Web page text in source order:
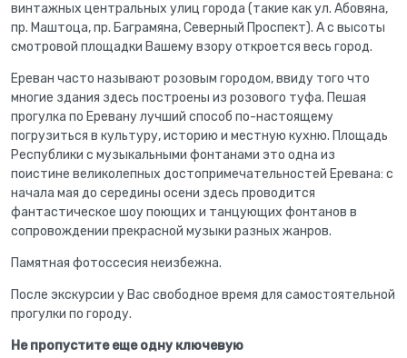
винтажных центральных улиц города (такие как ул. Абовяна,
пр. Маштоца, пр. Баграмяна, Северный Проспект). А с высоты
смотровой площадки Вашему взору откроется весь город.
Ереван часто называют розовым городом, ввиду того что
многие здания здесь построены из розового туфа. Пешая
прогулка по Еревану лучший способ по-настоящему
погрузиться в культуру, историю и местную кухню. Площадь
Республики с музыкальными фонтанами это одна из
поистине великолепных достопримечательностей Еревана: с
начала мая до середины осени здесь проводится
фантастическое шоу поющих и танцующих фонтанов в
сопровождении прекрасной музыки разных жанров.
Памятная фотоссесия неизбежна.
После экскурсии у Вас свободное время для самостоятельной
прогулки по городу.
Не пропустите еще одну ключевую